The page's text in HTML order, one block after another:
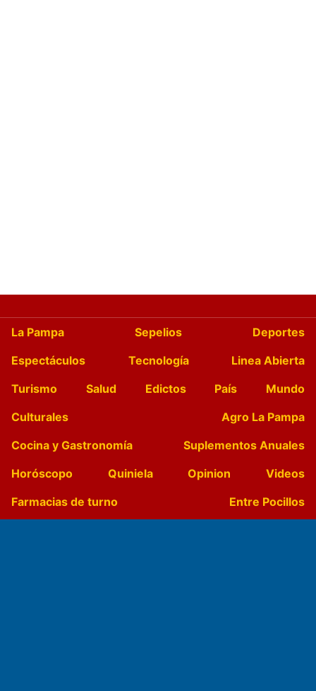
La Pampa Sepelios
Deportes
Espectáculos
Tecnología
Linea Abierta
Turismo
Salud Edictos País
Mundo
Culturales
Agro La Pampa
Cocina y Gastronomía
Suplementos Anuales
Horóscopo
Quiniela Opinion
Videos
Farmacias de turno
Entre Pocillos